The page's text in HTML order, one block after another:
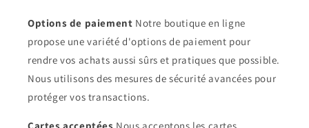
Options de paiement Notre boutique en ligne
propose une variété d'options de paiement pour
rendre vos achats aussi sûrs et pratiques que possible.
Nous utilisons des mesures de sécurité avancées pour
protéger vos transactions.